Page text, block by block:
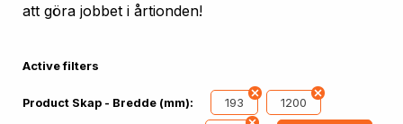
att göra jobbet i årtionden!
Active filters
Product Skap - Bredde (mm): 193 1200